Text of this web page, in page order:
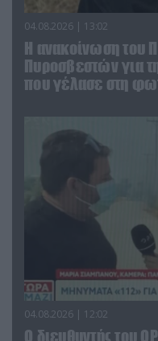
04.08.2026 | 13:02
Η ανακοίνωση του
Πυροσβεστών για
που γέλασε στη
04.08.2026 | 12:02
O διευθυντής του